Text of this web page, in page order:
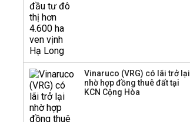
thanh lý toàn bộ cửa
hàng
Vinaruco (VRG) có lãi trở lại
nhờ hợp đồng thuê đất tại
KCN Cộng Hòa